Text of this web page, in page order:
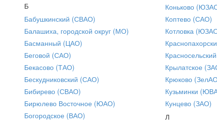
Б
Бабушкинский (СВАО)
Балашиха, городской округ (МО)
Басманный (ЦАО)
Беговой (САО)
Бекасово (ТАО)
Бескудниковский (САО)
Бибирево (СВАО)
Бирюлево Восточное (ЮАО)
Богородское (ВАО)
Коньково
Коптево (САО)
Котловка
Крылатское
Крюково
Кузьминки
Кунцево (ЗАО)
Л